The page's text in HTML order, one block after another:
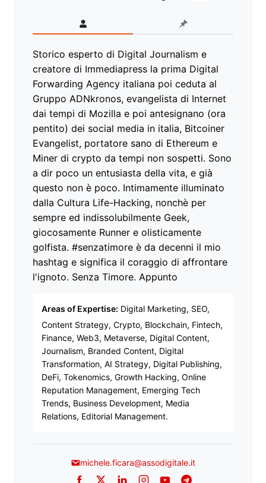
Storico esperto di Digital Journalism e
creatore di Immediapress la prima Digital
Forwarding Agency italiana poi ceduta al
Gruppo ADNkronos, evangelista di Internet
dai tempi di Mozilla e poi antesignano (ora
pentito) dei social media in italia, Bitcoiner
Evangelist, portatore sano di Ethereum e
Miner di crypto da tempi non sospetti. Sono
a dir poco un entusiasta della vita, e già
questo non è poco. Intimamente illuminato
dalla Cultura Life-Hacking, nonchè per
sempre ed indissolubilmente Geek,
giocosamente Runner e olisticamente
golfista. #senzatimore è da decenni il mio
hashtag e significa il coraggio di affrontare
l'ignoto. Senza Timore. Appunto
Areas of Expertise: Digital Marketing, SEO,
Content Strategy, Crypto, Blockchain, Fintech,
Finance, Web3, Metaverse, Digital Content,
Journalism, Branded Content, Digital
Transformation, AI Strategy, Digital Publishing,
DeFi, Tokenomics, Growth Hacking, Online
Reputation Management, Emerging Tech
Trends, Business Development, Media
Relations, Editorial Management.
michele.ficara@assodigitale.it